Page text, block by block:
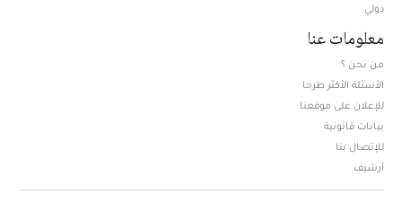
دولي
معلومات عنا
من نحن ؟
الأسئلة الأكثر طرحا
للإعلان على موقعنا
بيانات قانونية
للإتصال بنا
أرشيف